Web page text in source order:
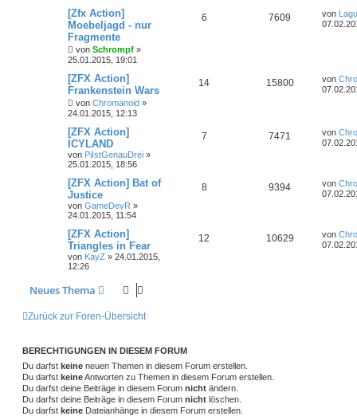
[Zfx Action]
Moebeljagd - nur
Fragmente
von Schrompf »
25.01.2015, 19:01
6 7609 von
[ZFX Action]
Frankenstein Wars
von Chromanoid »
24.01.2015, 12:13
14 15800 von
[ZFX Action]
ICYLAND
von PiIstGenauDrei »
25.01.2015, 18:56
7 7471 von
[ZFX Action] Bat of
Justice
von GameDevR »
24.01.2015, 11:54
8 9394 von
[ZFX Action]
Triangles in Fear
von KayZ » 24.01.2015,
12:26
12 10629 von
Neues Thema
Zurück zur Foren-Übersicht
BERECHTIGUNGEN IN DIESEM FORUM
Du darfst keine neuen Themen in diesem Forum erstellen.
Du darfst keineAntworten zu Themen in diesem Forum erstellen.
Du darfst deine Beiträge in diesem Forum nicht ändern.
Du darfst deine Beiträge in diesem Forum nicht löschen.
Du darfst keine Dateianhänge in diesem Forum erstellen.